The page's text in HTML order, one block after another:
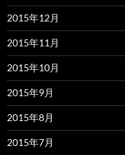
2015年12月
2015年11月
2015年10月
2015年9月
2015年8月
2015年7月